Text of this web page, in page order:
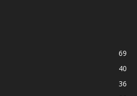
69
40
36